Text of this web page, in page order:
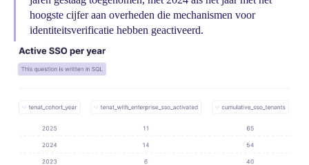
hoogste cijfer aan overheden die mechanismen voor
identiteitsverificatie hebben geactiveerd.